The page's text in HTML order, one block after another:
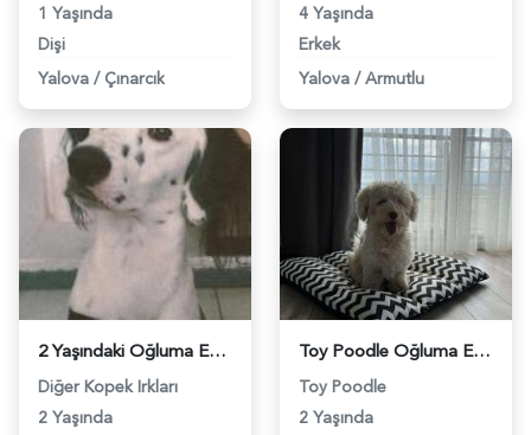
1 Yaşında
Dişi
Yalova / Çınarcık
4 Yaşında
Erkek
Yalova / Armutlu
2 Yaşındaki Oğluma Eş Arıyorum - 2429
Diğer Kopek Irkları
2 Yaşında
Toy Poodle Oğluma Eş Arıyorum - 2927
Toy Poodle
2 Yaşında